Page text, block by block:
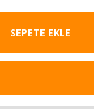
SEPETE EKLE